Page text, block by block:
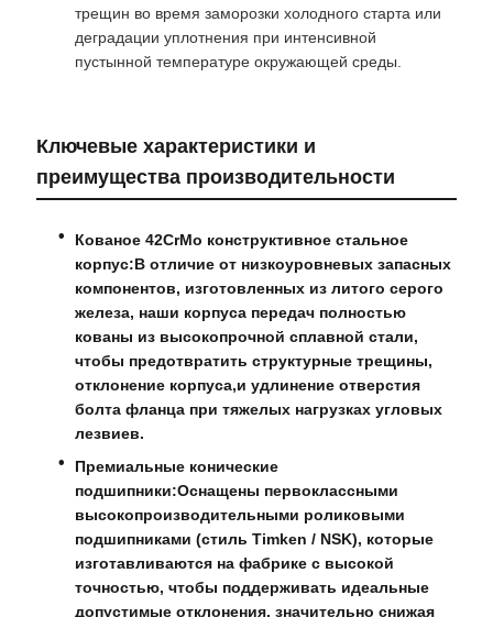
трещин во время заморозки холодного старта или
деградации уплотнения при интенсивной
пустынной температуре окружающей среды.
Ключевые характеристики и
преимущества производительности
Кованое 42CrMo конструктивное стальное
корпус:В отличие от низкоуровневых запасных
компонентов, изготовленных из литого серого
железа, наши корпуса передач полностью
кованы из высокопрочной сплавной стали,
чтобы предотвратить структурные трещины,
отклонение корпуса,и удлинение отверстия
болта фланца при тяжелых нагрузках угловых
лезвиев.
Премиальные конические
подшипники:Оснащены первоклассными
высокопроизводительными роликовыми
подшипниками (стиль Timken / NSK), которые
изготавливаются на фабрике с высокой
точностью, чтобы поддерживать идеальные
допустимые отклонения, значительно снижая